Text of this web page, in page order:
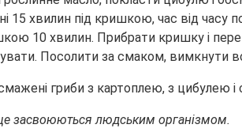
15 хвилин під кришкою, час від часу
10 хвилин. Прибрати кришку і
Посолити за смаком, вимкнути
засвоюються людським організмом.